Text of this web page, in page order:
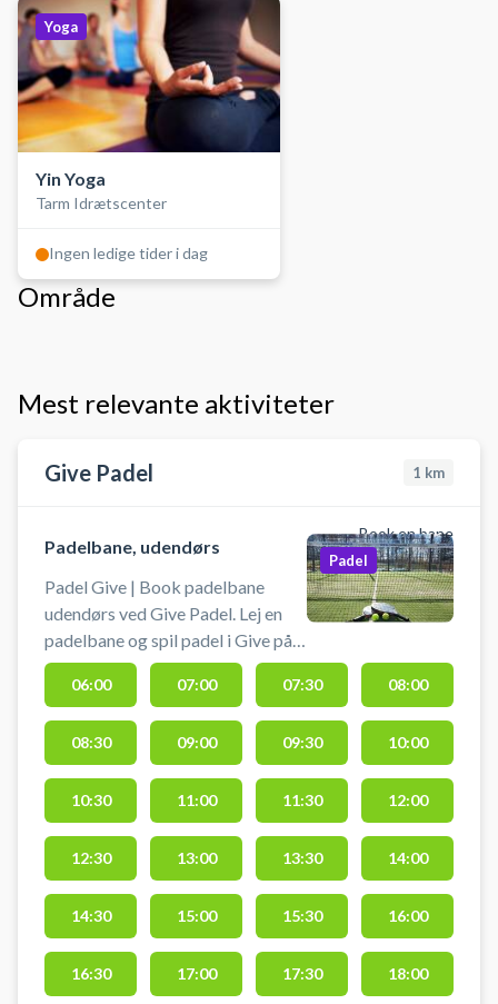
Yoga
Yin Yoga
Tarm Idrætscenter
Ingen ledige tider i dag
Område
Mest relevante aktiviteter
Give Padel 1 km
Book en bane
Padelbane, udendørs
Padel Give | Book padelbane
udendørs ved Give Padel. Lej en
padelbane og spil padel i Give på
en udendørs doublebane. Der skal
selv medbringes bat og bolde.
Give Padel, er beliggende ved
søndermarkshallen. Banen
administreres af Give Tennisklub.
Gratis parkering ved banen.
#padel-give #spil-padel-tennis-i-
give
Padel
06:00 07:00 07:30 08:00
08:30 09:00 09:30 10:00
10:30 11:00 11:30 12:00
12:30 13:00 13:30 14:00
14:30 15:00 15:30 16:00
16:30 17:00 17:30 18:00